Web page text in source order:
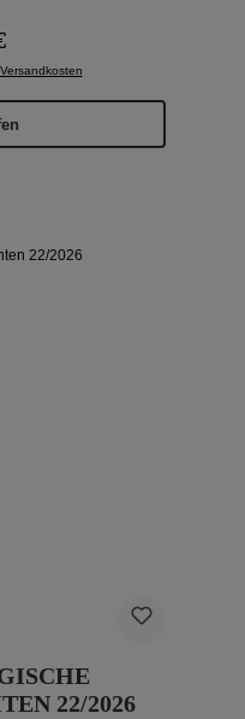
Preis:
22/2026